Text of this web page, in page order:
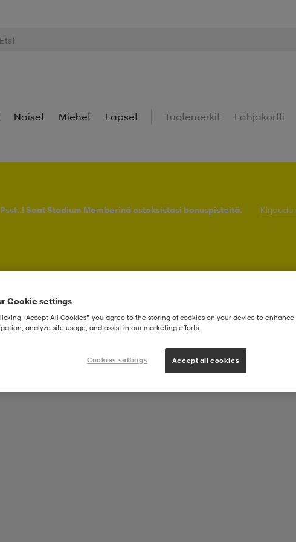
Naiset Miehet Lapset Tuotemerkit Lahjakortti
Psst..! Saat Stadium Memberinä ostoksistasi bonuspisteitä. Kirjaudu
Tights M
Cookie settings
“Accept All Cookies”, you agree to the storing of cookies on your device to enhance
analyze site usage, and assist in our marketing efforts.
Cookies settings Accept all cookies